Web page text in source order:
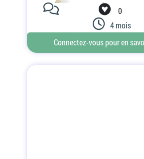
0
4 mois
Connectez-vous pour en